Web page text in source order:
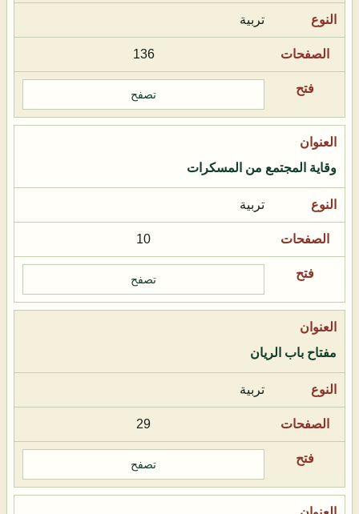
تربية
136
تصفح
وقاية المجتمع من المسكرات
تربية
10
تصفح
مفتاح باب الريان
تربية
29
تصفح